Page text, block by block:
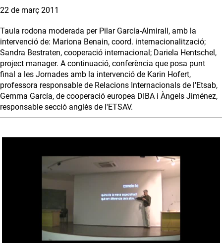
22 de març 2011
Taula rodona moderada per Pilar García-Almirall, amb la
intervenció de: Mariona Benain, coord. internacionalització;
Sandra Bestraten, cooperació internacional; Dariela Hentschel,
project manager. A continuació, conferència que posa punt
final a les Jornades amb la intervenció de Karin Hofert,
professora responsable de Relacions Internacionals de l'Etsab,
Gemma García, de cooperació europea DIBA i Àngels Jiménez,
responsable secció anglès de l'ETSAV.